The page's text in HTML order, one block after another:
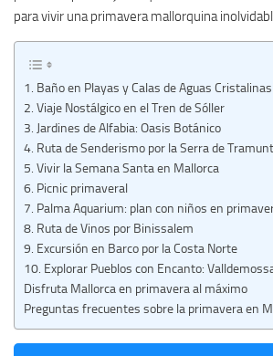
para vivir una primavera mallorquina
1. Baño en Playas y Calas de Aguas Cristalinas
2. Viaje Nostálgico en el Tren de Sóller
3. Jardines de Alfabia: Oasis Botánico
4. Ruta de Senderismo por la Serra de
5. Vivir la Semana Santa en Mallorca
6. Picnic primaveral
7. Palma Aquarium: plan con niños en
8. Ruta de Vinos por Binissalem
9. Excursión en Barco por la Costa Norte
10. Explorar Pueblos con Encanto:
Disfruta Mallorca en primavera al máximo
Preguntas frecuentes sobre la primavera en